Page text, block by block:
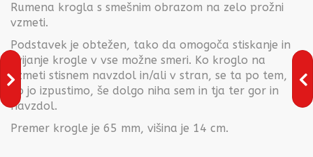
Rumena krogla s smešnim obrazom na zelo prožni
vzmeti.
Podstavek je obtežen, tako da omogoča stiskanje in
zvijanje krogle v vse možne smeri. Ko kroglo na
vzmeti stisnem navzdol in/ali v stran, se ta po tem,
ko jo izpustimo, še dolgo niha sem in tja ter gor in
navzdol.
Premer krogle je 65 mm, višina je 14 cm.